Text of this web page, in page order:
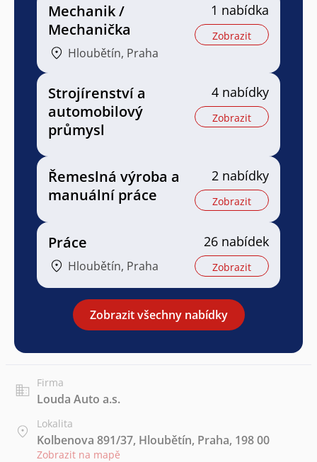
Mechanik /
Mechanička
Hloubětín, Praha
1 nabídka
Zobrazit
Strojírenství a
automobilový
průmysl
4 nabídky
Zobrazit
Řemeslná výroba a
manuální práce
2 nabídky
Zobrazit
Práce
Hloubětín, Praha
26 nabídek
Zobrazit
Zobrazit všechny nabídky
Firma
Louda Auto a.s.
Lokalita
Kolbenova 891/37, Hloubětín, Praha, 198 00
Zobrazit na mapě